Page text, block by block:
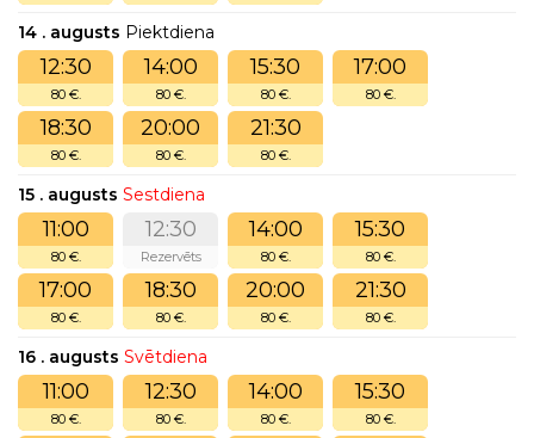
14 . augusts Piektdiena
12:30
80 €.
14:00
80 €.
15:30
80 €.
17:00
80 €.
18:30
80 €.
20:00
80 €.
21:30
80 €.
15 . augusts Sestdiena
11:00
80 €.
12:30
Rezervēts
14:00
80 €.
15:30
80 €.
17:00
80 €.
18:30
80 €.
20:00
80 €.
21:30
80 €.
16 . augusts Svētdiena
11:00
80 €.
12:30
80 €.
14:00
80 €.
15:30
80 €.